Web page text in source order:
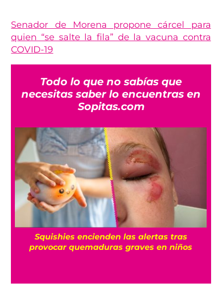
Senador de Morena propone cárcel para
quien “se salte la fila” de la vacuna contra
COVID-19
Todo lo que no sabías que
necesitas saber lo encuentras en
Sopitas.com
Squishies encienden las alertas tras
provocar quemaduras graves en niños